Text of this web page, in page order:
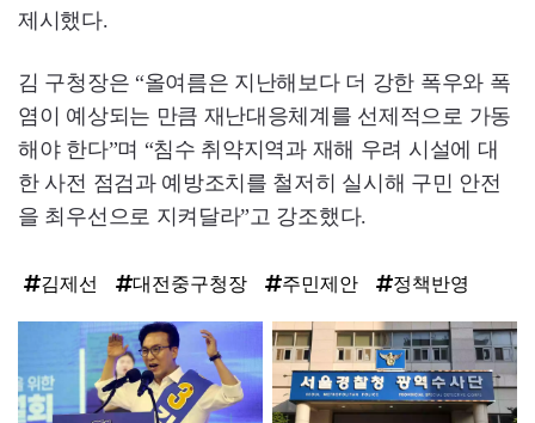
제시했다.
김 구청장은 “올여름은 지난해보다 더 강한 폭우와 폭
염이 예상되는 만큼 재난대응체계를 선제적으로 가동
해야 한다”며 “침수 취약지역과 재해 우려 시설에 대
한 사전 점검과 예방조치를 철저히 실시해 구민 안전
을 최우선으로 지켜달라”고 강조했다.
김제선 대전중구청장 주민제안 정책반영
인